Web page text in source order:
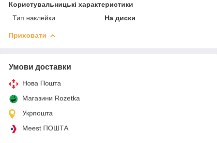
Користувальницькі характеристики
Тип наклейки
На диски
Приховати
Умови доставки
Нова Пошта
Магазини Rozetka
Укрпошта
Meest ПОШТА